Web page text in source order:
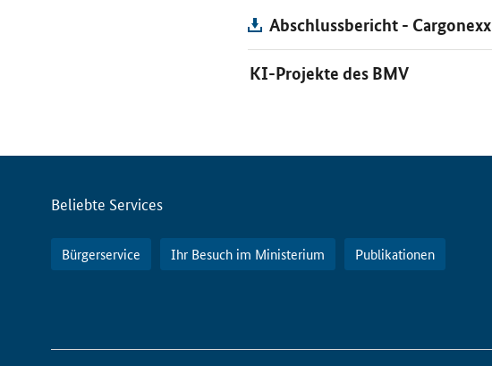
Abschlussbericht - Cargonexx
KI-Projekte des BMV
Servicemenü
Beliebte Services
Bürgerservice Ihr Besuch im Ministerium Publikationen
So